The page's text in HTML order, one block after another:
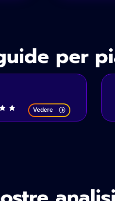
per
Vedere